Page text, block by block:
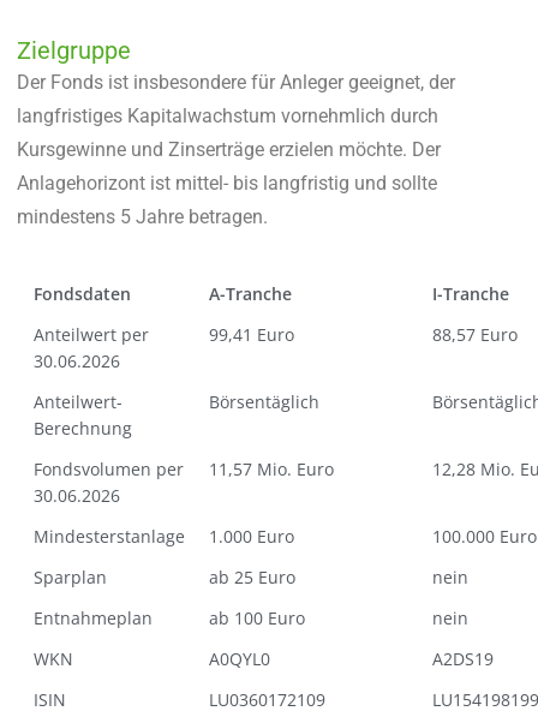
Zielgruppe
Der Fonds ist insbesondere für Anleger geeignet, der
langfristiges Kapitalwachstum vornehmlich durch
Kursgewinne und Zinserträge erzielen möchte. Der
Anlagehorizont ist mittel- bis langfristig und sollte
mindestens 5 Jahre betragen.
Fondsdaten A-Tranche
I-Tranche
Anteilwert per
30.06.2026
99,41 Euro 88,57 Euro
Anteilwert-
Berechnung
Börsentäglich
Fondsvolumen per
30.06.2026
11,57 Mio. Euro 12,28 Mio.
Mindesterstanlage 1.000 Euro
100.000 Euro
Sparplan
ab 25 Euro
nein
Entnahmeplan
ab 100 Euro
nein
WKN
A0QYL0
A2DS19
ISIN
LU0360172109